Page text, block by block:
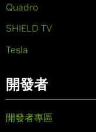
Quadro
SHIELD TV
Tesla
開發者
開發者專區